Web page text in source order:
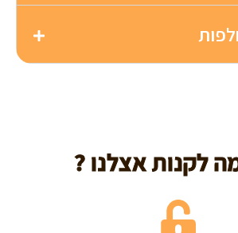
לקנות אצלנו ?